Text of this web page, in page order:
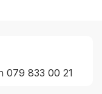
079 833 00 21